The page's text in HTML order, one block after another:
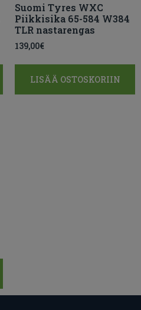
Suomi Tyres WXC
Piikkisika 65-584 W384
TLR nastarengas
139,00€
LISÄÄ OSTOSKORIIN